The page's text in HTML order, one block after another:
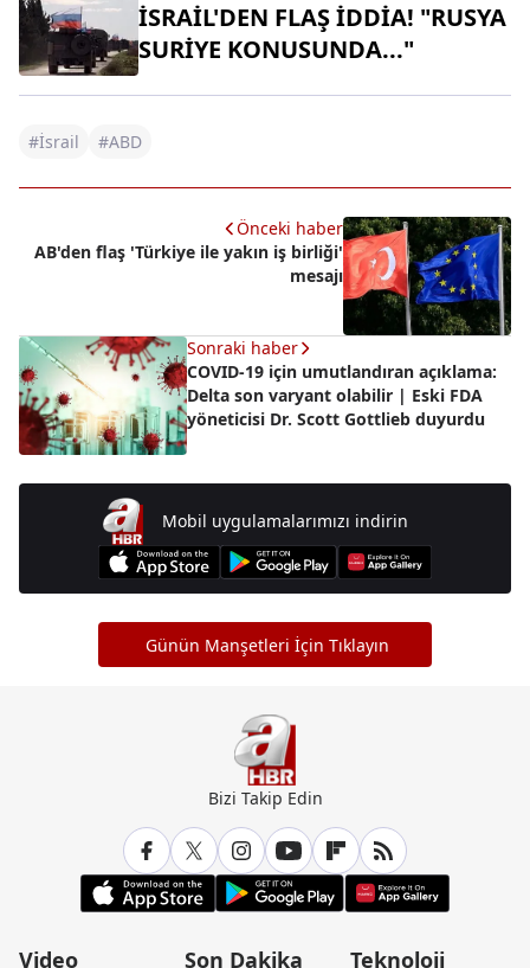
İSRAİL'DEN FLAŞ İDDİA! "RUSYA
SURİYE KONUSUNDA..."
#İsrail #ABD
Önceki haber
AB'den flaş 'Türkiye ile yakın iş birliği'
mesajı
Sonraki haber
COVID-19 için umutlandıran açıklama:
Delta son varyant olabilir | Eski FDA
yöneticisi Dr. Scott Gottlieb duyurdu
Mobil uygulamalarımızı indirin
Günün Manşetleri İçin Tıklayın
Bizi Takip Edin
Video Son Dakika Teknoloji